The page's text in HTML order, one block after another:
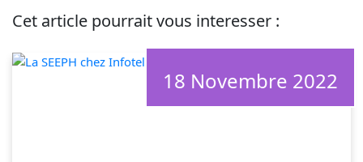
Cet article pourrait vous interesser :
18 Novembre 2022